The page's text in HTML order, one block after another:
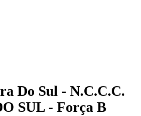
Do Sul - N.C.C.C.
SUL - Força B